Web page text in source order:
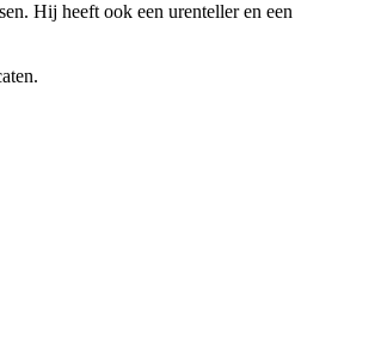
Hij heeft ook een urenteller en een